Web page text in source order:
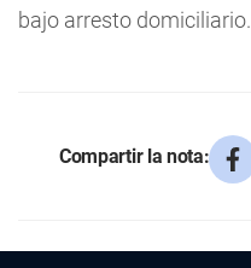
bajo arresto domiciliario.
Compartir la nota: